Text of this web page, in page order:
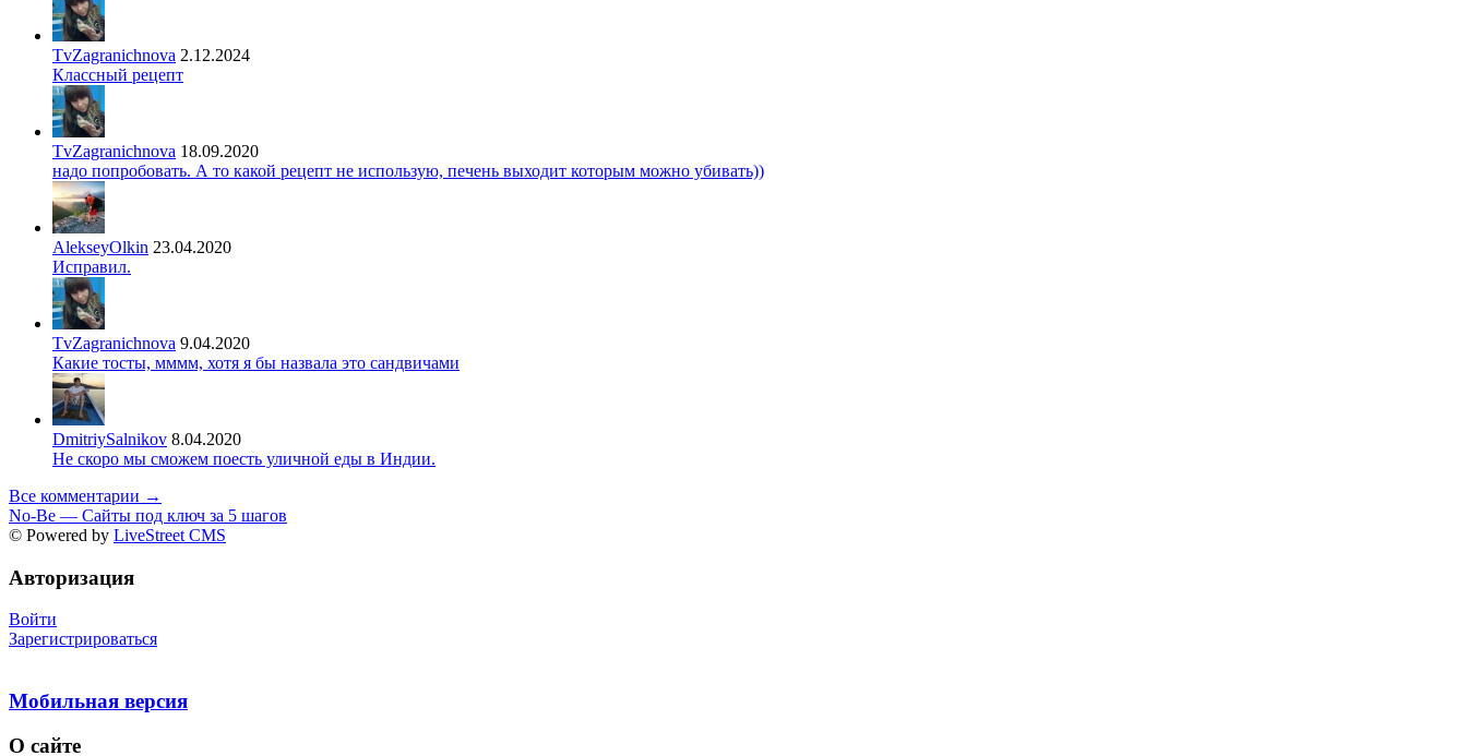
TvZagranichnova 2.12.2024
Классный рецепт
TvZagranichnova 18.09.2020
надо попробовать. А то какой рецепт не использую, печень выходит которым можно убивать))
AlekseyOlkin 23.04.2020
Исправил.
TvZagranichnova 9.04.2020
Какие тосты, мммм, хотя я бы назвала это сандвичами
DmitriySalnikov 8.04.2020
Не скоро мы сможем поесть уличной еды в Индии.
Все комментарии →
No-Be — Сайты под ключ за 5 шагов
© Powered by LiveStreet CMS
Авторизация
Войти
Зарегистрироваться
Мобильная версия
О сайте